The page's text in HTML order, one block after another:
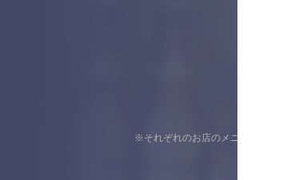
※それぞれのお店のメニューや営